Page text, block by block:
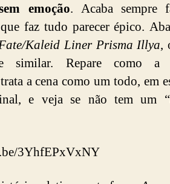
emoção. Acaba sempre
faz tudo parecer épico.
Kaleid Liner Prisma Illya,
similar. Repare como a
a cena como um todo, em
e veja se não tem um “
3YhfEPxVxNY